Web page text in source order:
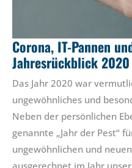
Corona, IT-Pannen
Jahresrückblick 2020
Das Jahr 2020 war
ungewöhnliches und
Neben der persönlichen
genannte „Jahr der Pest“
ungewöhnlichen und